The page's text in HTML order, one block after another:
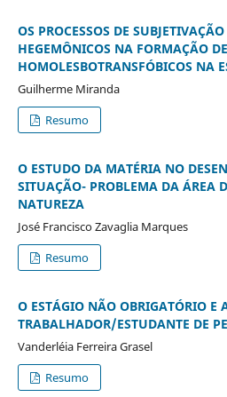
OS PROCESSOS DE
HEGEMÔNICOS NA FORMAÇÃO
HOMOLESBOTRANSFÓBICOS NA
Guilherme Miranda
Resumo
O ESTUDO DA MATÉRIA NO
SITUAÇÃO- PROBLEMA DA ÁREA
NATUREZA
José Francisco Zavaglia Marques
Resumo
O ESTÁGIO NÃO OBRIGATÓRIO E
TRABALHADOR/ESTUDANTE DE
Vanderléia Ferreira Grasel
Resumo